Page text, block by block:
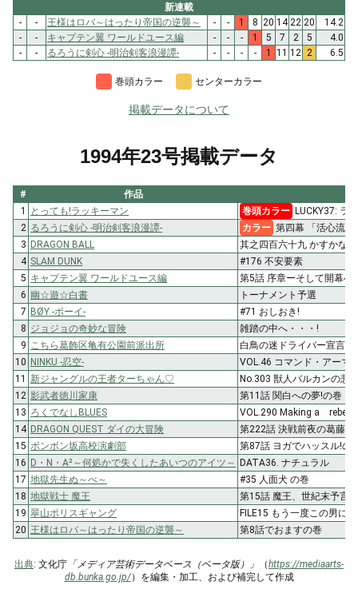
新連載
-
- 王様はロバ～はったり帝国の逆襲～ - - 1 8 20 14 22 20
14.2
-
- キャプテン翼 ワールドユース編 - - - 1 5 7 2 5
4.0
-
- るろうに剣心 -明治剣客浪漫譚- - - - - 1 11 12 2 6.5
巻頭カラー センターカラー
掲載データについて
1994年23号掲載データ
#
作品
1
とっても!ラッキーマン 巻頭カラー LUCKY37: ラ
2 るろうに剣心 -明治剣客浪漫譚- カラー 第四幕 「活心流・
3 DRAGON BALL
其之四百六十九 かすかな
4 SLAM DUNK
#176 不安要素
5 キャプテン翼 ワールドユース編
第5話 序章ーそして開幕へ
6 幽☆遊☆白書
トーナメント予選
7 BØY -ボーイ-
#71 おしおき!
8 ジョジョの奇妙な冒険
雑踏の中へ・・・!
9
こちら葛飾区亀有公園前派出所
白鳥の迷ドライバー宣言!
10 NINKU -忍空-
VOL.46 コマンド・アーマ
11
新ジャングルの王者ターちゃん♡
No.303 獣人バルカンの悲
12 影武者徳川家康
第11話 関白への夢!の巻
13 ろくでなしBLUES
VOL.290 Making a
14 DRAGON QUEST ダイの大冒険
第222話 決戦前夜の葛藤の
15 ボンボン坂高校演劇部
第87話 ヨガでハッスル!の
16 D・N・A²～何処かで失くしたあいつのアイツ～ DATA36. ナチュラル
17 地獄先生ぬ～べ～
#35 人面犬 の巻
18 地獄戦士 魔王
第15話 魔王、世紀末予言
19 翠山ポリスギャング
FILE15 もう一度この男に
20 王様はロバ～はったり帝国の逆襲～ 第8話でおますの巻
出典: 文化庁 「メディア芸術データベース（ベータ版）」 （https://mediaarts-
db.bunka.go.jp/）を編集・加工、および補完して作成